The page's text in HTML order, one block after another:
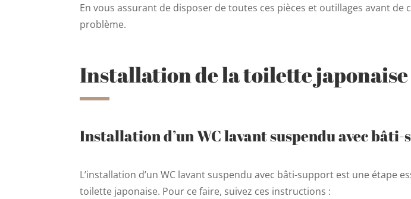
En vous assurant de disposer de toutes ces pièces et outillages avant
problème.
Installation de la toilette japonaise
Installation d’un WC lavant suspendu avec
L’installation d’un WC lavant suspendu avec bâti-support est une
toilette japonaise. Pour ce faire, suivez ces instructions :